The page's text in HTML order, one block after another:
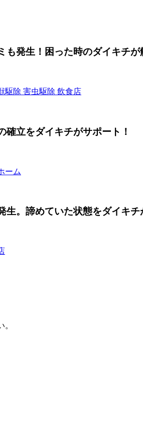
発生！困った時のダイキチが
駆除 害虫駆除 飲食店
立をダイキチがサポート！
ーム
。諦めていた状態をダイキチ